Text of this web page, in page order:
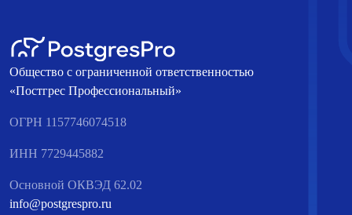
Общество с ограниченной ответственностью
«Постгрес Профессиональный»
ОГРН 1157746074518
ИНН 7729445882
Основной ОКВЭД 62.02
info@postgrespro.ru